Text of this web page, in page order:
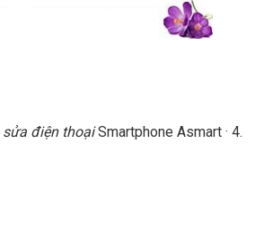
sửa điện thoạiSmartphone Asmart · 4.